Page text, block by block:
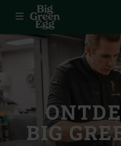
Menu
BIG